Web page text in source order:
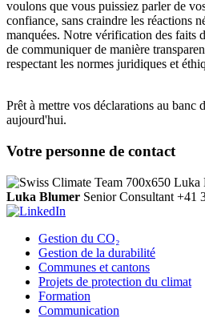
voulons que vous puissiez parler de
confiance, sans craindre les réactions
manquées. Notre vérification des faits
de communiquer de manière
respectant les normes juridiques et
Prêt à mettre vos déclarations au banc
aujourd'hui.
Votre personne de contact
Luka Blumer Senior Consultant +41
Gestion du CO₂
Gestion de la durabilité
Communes et cantons
Projets de protection du climat
Formation
Communication